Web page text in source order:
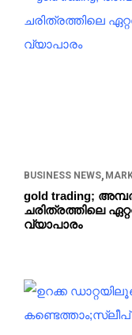
BUSINESS NEWS
gold trading;
ചരിത്രത്തിലെ
വ്യാപാരം